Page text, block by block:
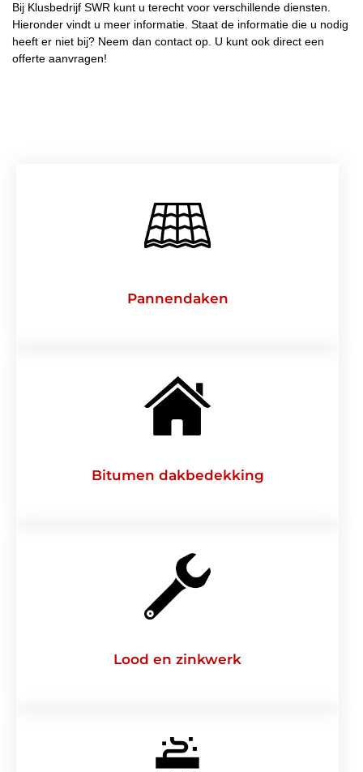
Bij Klusbedrijf SWR kunt u terecht voor verschillende diensten.
Hieronder vindt u meer informatie. Staat de informatie die u nodig
heeft er niet bij? Neem dan contact op. U kunt ook direct een
offerte aanvragen!
Pannendaken
Bitumen dakbedekking
Lood en zinkwerk